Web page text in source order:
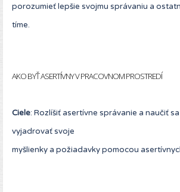
porozumieť lepšie svojmu správaniu a
tíme.
AKO BYŤ ASERTÍVNY V PRACOVNOM PROSTREDÍ
Ciele: Rozlíšiť asertívne správanie a naučiť
vyjadrovať svoje
myšlienky a požiadavky pomocou